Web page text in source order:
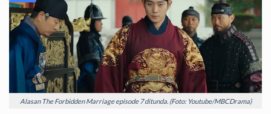
Alasan The Forbidden Marriage episode 7 ditunda. (Foto: Youtube/MBCDrama)